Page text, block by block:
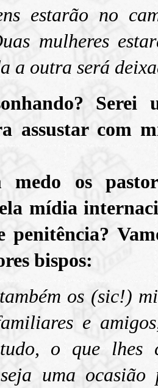
estarão no
mulheres
a outra será
Serei
assustar com
os
mídia
penitência?
bispos:
os (sic!)
e
o que lhes
uma